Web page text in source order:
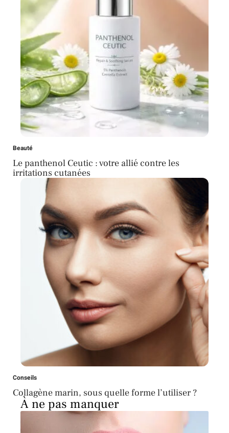
Beauté
Le panthenol Ceutic : votre allié contre les
irritations cutanées
Conseils
Collagène marin, sous quelle forme l’utiliser ?
À ne pas manquer